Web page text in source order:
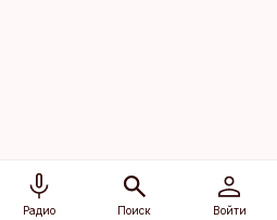
Радио Поиск Войти